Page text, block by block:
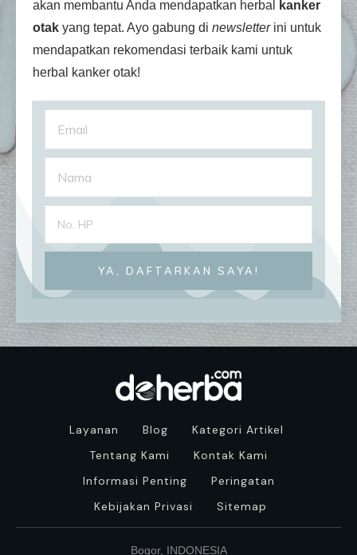
akan membantu Anda mendapatkan herbal
kanker
otak yang tepat. Ayo gabung di newsletterini untuk
mendapatkan rekomendasi terbaik kami untuk
herbal kanker otak!
YA, DAFTARKAN SAYA!
Layanan Blog
Kategori Artikel
Tentang Kami
Kontak Kami
Informasi Penting
Peringatan
Kebijakan Privasi
Sitemap
Bogor, INDONESIA